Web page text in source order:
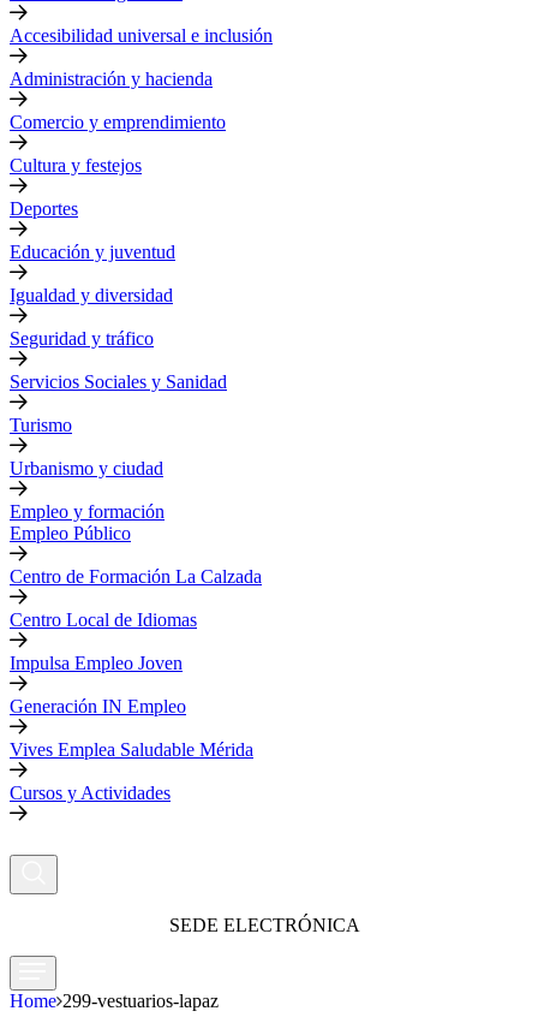
Accesibilidad universal e inclusión
Administración y hacienda
Comercio y emprendimiento
Cultura y festejos
Deportes
Educación y juventud
Igualdad y diversidad
Seguridad y tráfico
Servicios Sociales y Sanidad
Turismo
Urbanismo y ciudad
Empleo y formación
Empleo Público
Centro de Formación La Calzada
Centro Local de Idiomas
Impulsa Empleo Joven
Generación IN Empleo
Vives Emplea Saludable Mérida
Cursos y Actividades
SEDE ELECTRÓNICA
Home 299-vestuarios-lapaz